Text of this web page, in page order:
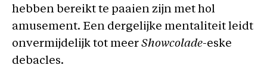
hebben bereikt te paaien zijn met hol
amusement. Een dergelijke mentaliteit leidt
onvermijdelijk tot meer Showcolade-eske
debacles.